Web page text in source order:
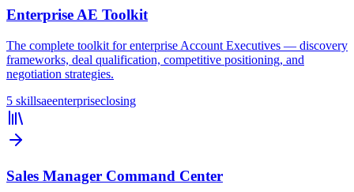
Enterprise AE Toolkit
The complete toolkit for enterprise Account Executives — discovery
frameworks, deal qualification, competitive positioning, and
negotiation strategies.
5 skillsaeenterpriseclosing
Sales Manager Command Center